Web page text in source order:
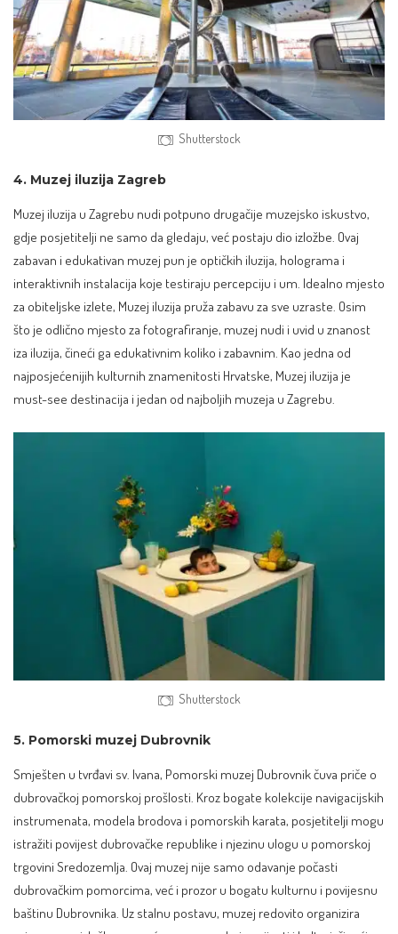
Shutterstock
4. Muzej iluzija Zagreb
Muzej iluzija u Zagrebu nudi potpuno drugačije muzejsko iskustvo,
gdje posjetitelji ne samo da gledaju, već postaju dio izložbe. Ovaj
zabavan i edukativan muzej pun je optičkih iluzija, holograma i
interaktivnih instalacija koje testiraju percepciju i um. Idealno mjesto
za obiteljske izlete, Muzej iluzija pruža zabavu za sve uzraste. Osim
što je odlično mjesto za fotografiranje, muzej nudi i uvid u znanost
iza iluzija, čineći ga edukativnim koliko i zabavnim. Kao jedna od
najposjećenijih kulturnih znamenitosti Hrvatske, Muzej iluzija je
must-see destinacija i jedan od najboljih muzeja u Zagrebu
Shutterstock
5. Pomorski muzej Dubrovnik
Smješten u tvrđavi sv. Ivana, Pomorski muzej Dubrovnik čuva priče o
dubrovačkoj pomorskoj prošlosti. Kroz bogate kolekcije navigacijskih
instrumenata, modela brodova i pomorskih karata, posjetitelji mogu
istražiti povijest dubrovačke republike i njezinu ulogu u pomorskoj
trgovini Sredozemlja. Ovaj muzej nije samo odavanje počasti
dubrovačkim pomorcima, već i prozor u bogatu kulturnu i povijesnu
baštinu Dubrovnika. Uz stalnu postavu, muzej redovito organizira